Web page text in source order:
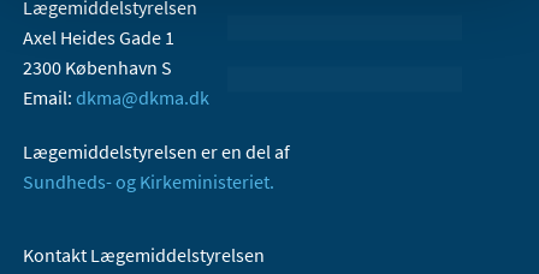
Lægemiddelstyrelsen
Axel Heides Gade 1
2300 København S
Email: dkma@dkma.dk
Lægemiddelstyrelsen er en del af
Sundheds- og Kirkeministeriet.
Kontakt Lægemiddelstyrelsen